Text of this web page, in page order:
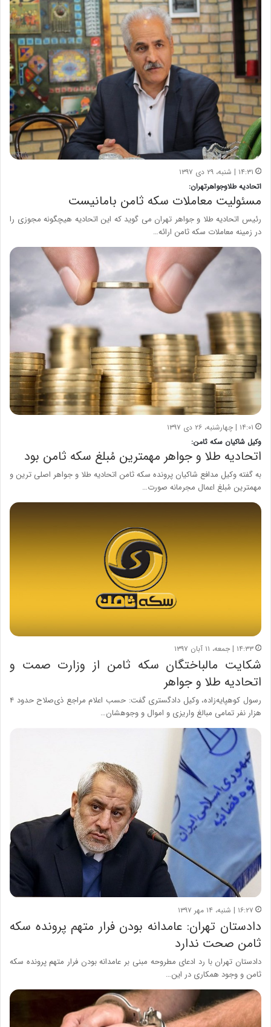
۱۴:۳۱ | شنبه، ۲۹ دی ۱۳۹۷
اتحادیه طلاوجواهرتهران:
مسئولیت معاملات سکه ثامن بامانیست
رئیس اتحادیه طلا و جواهر تهران می گوید که این اتحادیه هیچگونه مجوزی را
در زمینه معاملات سکه ثامن ارائه…
۱۴:۰۱ | چهارشنبه، ۲۶ دی ۱۳۹۷
وکیل شاکیان سکه ثامن:
اتحادیه طلا و جواهر مهمترین مُبلغ سکه ثامن بود
به گفته وکیل مدافع شاکیان پرونده سکه ثامن اتحادیه طلا و جواهر اصلی ترین و
مهمترین مُبلغ اعمال مجرمانه صورت…
۱۴:۳۳ | جمعه، ۱۱ آبان ۱۳۹۷
شکایت مالباختگان سکه ثامن از وزارت صمت و
اتحادیه طلا و جواهر
رسول کوهپایه‌زاده، وکیل دادگستری گفت: حسب اعلام مراجع ذی‌صلاح حدود ۴
هزار نفر تمامی مبالغ واریزی و اموال و وجوهشان…
۱۶:۲۷ | شنبه، ۱۴ مهر ۱۳۹۷
دادستان تهران: عامدانه بودن فرار متهم پرونده سکه
ثامن صحت ندارد
دادستان تهران با رد ادعای مطروحه مبنی بر عامدانه بودن فرار متهم پرونده سکه
ثامن و وجود همکاری در این…